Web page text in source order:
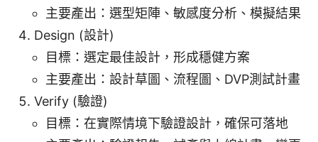
主要產出：選型矩陣、敏感度分析、模擬結果
Design (設計)
目標：選定最佳設計，形成穩健方案
主要產出：設計草圖、流程圖、DVP測試計畫
Verify (驗證)
目標：在實際情境下驗證設計，確保可落地